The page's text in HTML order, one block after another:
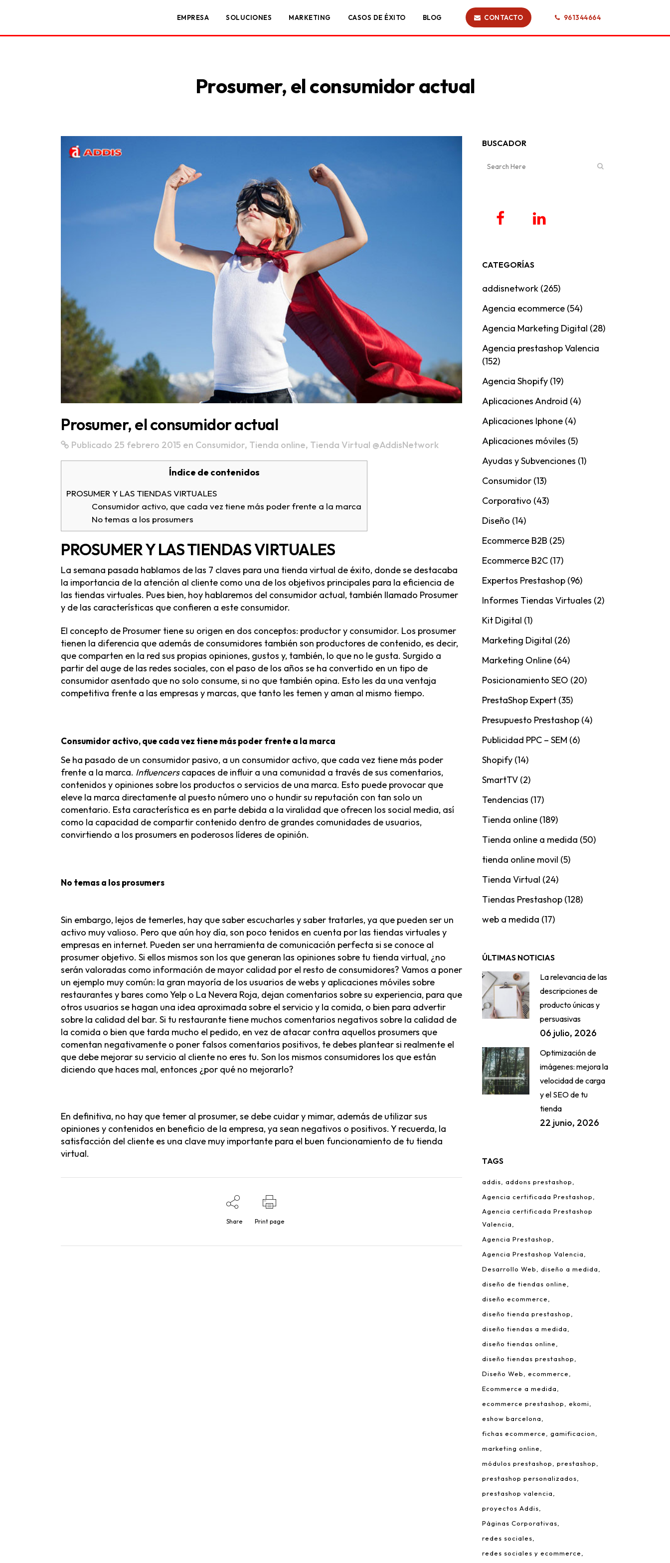
EMPRESA SOLUCIONES MARKETING CASOS DE ÉXITO BLOG CONTACTO 961344664
Prosumer, el consumidor actual
Prosumer, el consumidor actual
Publicado 25 febrero 2015 en Consumidor, Tienda online, Tienda Virtual @AddisNetwork
Índice de contenidos
PROSUMER Y LAS TIENDAS VIRTUALES
Consumidor activo, que cada vez tiene más poder frente a la marca
No temas a los prosumers
PROSUMER Y LAS TIENDAS VIRTUALES
La semana pasada hablamos de las 7 claves para una tienda virtual de éxito, donde se destacaba
la importancia de la atención al cliente como una de los objetivos principales para la eficiencia de
las tiendas virtuales. Pues bien, hoy hablaremos del consumidor actual, también llamado Prosumer
y de las características que confieren a este consumidor.
El concepto de Prosumer tiene su origen en dos conceptos: productor y consumidor. Los prosumer
tienen la diferencia que además de consumidores también son productores de contenido, es decir,
que comparten en la red sus propias opiniones, gustos y, también, lo que no le gusta. Surgido a
partir del auge de las redes sociales, con el paso de los años se ha convertido en un tipo de
consumidor asentado que no solo consume, si no que también opina. Esto les da una ventaja
competitiva frente a las empresas y marcas, que tanto les temen y aman al mismo tiempo.
Consumidor activo, que cada vez tiene más poder frente a la marca
Se ha pasado de un consumidor pasivo, a un consumidor activo, que cada vez tiene más poder
frente a la marca. Influencerscapaces de influir a una comunidad a través de sus comentarios,
contenidos y opiniones sobre los productos o servicios de una marca. Esto puede provocar que
eleve la marca directamente al puesto número uno o hundir su reputación con tan solo un
comentario. Esta característica es en parte debida a la viralidad que ofrecen los social media, así
como la capacidad de compartir contenido dentro de grandes comunidades de usuarios,
convirtiendo a los prosumers en poderosos líderes de opinión.
No temas a los prosumers
Sin embargo, lejos de temerles, hay que saber escucharles y saber tratarles, ya que pueden ser un
activo muy valioso. Pero que aún hoy día, son poco tenidos en cuenta por las tiendas virtuales y
empresas en internet. Pueden ser una herramienta de comunicación perfecta si se conoce al
prosumer objetivo. Si ellos mismos son los que generan las opiniones sobre tu tienda virtual, ¿no
serán valoradas como información de mayor calidad por el resto de consumidores? Vamos a poner
un ejemplo muy común: la gran mayoría de los usuarios de webs y aplicaciones móviles sobre
restaurantes y bares como Yelp o La Nevera Roja, dejan comentarios sobre su experiencia, para que
otros usuarios se hagan una idea aproximada sobre el servicio y la comida, o bien para advertir
sobre la calidad del bar. Si tu restaurante tiene muchos comentarios negativos sobre la calidad de
la comida o bien que tarda mucho el pedido, en vez de atacar contra aquellos prosumers que
comentan negativamente o poner falsos comentarios positivos, te debes plantear si realmente el
que debe mejorar su servicio al cliente no eres tu. Son los mismos consumidores los que están
diciendo que haces mal, entonces ¿por qué no mejorarlo?
En definitiva, no hay que temer al prosumer, se debe cuidar y mimar, además de utilizar sus
opiniones y contenidos en beneficio de la empresa, ya sean negativos o positivos. Y recuerda, la
satisfacción del cliente es una clave muy importante para el buen funcionamiento de tu tienda
virtual.
Share Print page
BUSCADOR
CATEGORÍAS
addisnetwork (265)
Agencia ecommerce (54)
Agencia Marketing Digital (28)
Agencia prestashop Valencia
(152)
Agencia Shopify (19)
Aplicaciones Android (4)
Aplicaciones Iphone (4)
Aplicaciones móviles (5)
Ayudas y Subvenciones (1)
Consumidor (13)
Corporativo (43)
Diseño (14)
Ecommerce B2B (25)
Ecommerce B2C (17)
Expertos Prestashop (96)
Informes Tiendas Virtuales (2)
Kit Digital (1)
Marketing Digital (26)
Marketing Online (64)
Posicionamiento SEO (20)
PrestaShop Expert (35)
Presupuesto Prestashop (4)
Publicidad PPC – SEM (6)
Shopify (14)
SmartTV (2)
Tendencias (17)
Tienda online (189)
Tienda online a medida (50)
tienda online movil (5)
Tienda Virtual (24)
Tiendas Prestashop (128)
web a medida (17)
ÚLTIMAS NOTICIAS
La relevancia de las
descripciones de
producto únicas y
persuasivas
06 julio, 2026
Optimización de
imágenes: mejora la
velocidad de carga
y el SEO de tu
tienda
22 junio, 2026
TAGS
addis
addons prestashop
Agencia certificada Prestashop
Agencia certificada Prestashop
Valencia
Agencia Prestashop
Agencia Prestashop Valencia
Desarrollo Web
diseño a medida
diseño de tiendas online
diseño ecommerce
diseño tienda prestashop
diseño tiendas a medida
diseño tiendas online
diseño tiendas prestashop
Diseño Web
ecommerce
Ecommerce a medida
ecommerce prestashop
ekomi
eshow barcelona
fichas ecommerce
gamificacion
marketing online
módulos prestashop
prestashop
prestashop personalizados
prestashop valencia
proyectos Addis
Páginas Corporativas
redes sociales
redes sociales y ecommerce
C/ Leonardo da Vinci, 22.
Parque Tecnológico de Valencia.
46980 Paterna – Valencia
info@addis.es
(+34) 96 134 46 64